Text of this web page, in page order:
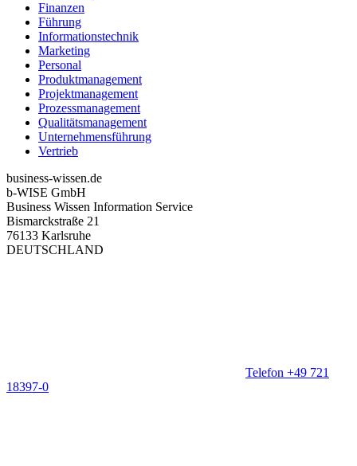
Finanzen
Führung
Informationstechnik
Marketing
Personal
Produktmanagement
Projektmanagement
Prozessmanagement
Qualitätsmanagement
Unternehmensführung
Vertrieb
business-wissen.de
b-WISE GmbH
Business Wissen Information Service
Bismarckstraße 21
76133 Karlsruhe
DEUTSCHLAND
Telefon +49 721
18397-0